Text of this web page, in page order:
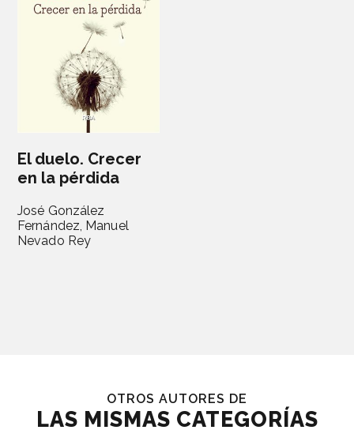
El duelo. Crecer
en la pérdida
José González
Fernández, Manuel
Nevado Rey
OTROS AUTORES DE
LAS MISMAS CATEGORÍAS